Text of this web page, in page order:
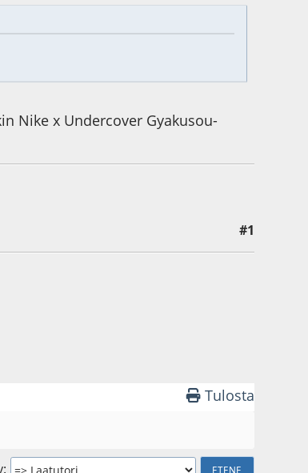
Nike x Undercover Gyakusou-
#1
Tulosta